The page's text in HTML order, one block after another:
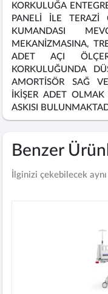
KORKULUĞA
PANELİ İLE TERAZİ
KUMANDASI
MEKANİZMASINA,
ADET AÇI
KORKULUĞUNDA
AMORTİSÖR SAĞ
İKİŞER ADET
ASKISI
Benzer
İlginizi çekebilecek